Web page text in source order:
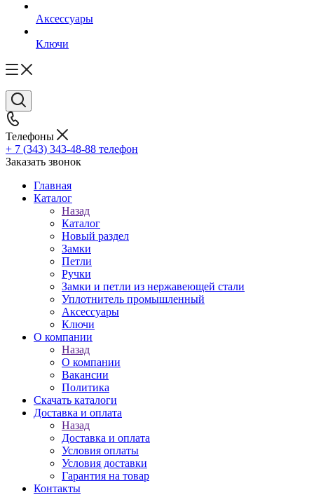
Аксессуары
Ключи
Телефоны
+ 7 (343) 343-48-88 телефон
Заказать звонок
Главная
Каталог
Назад
Каталог
Новый раздел
Замки
Петли
Ручки
Замки и петли из нержавеющей стали
Уплотнитель промышленный
Аксессуары
Ключи
О компании
Назад
О компании
Вакансии
Политика
Скачать каталоги
Доставка и оплата
Назад
Доставка и оплата
Условия оплаты
Условия доставки
Гарантия на товар
Контакты